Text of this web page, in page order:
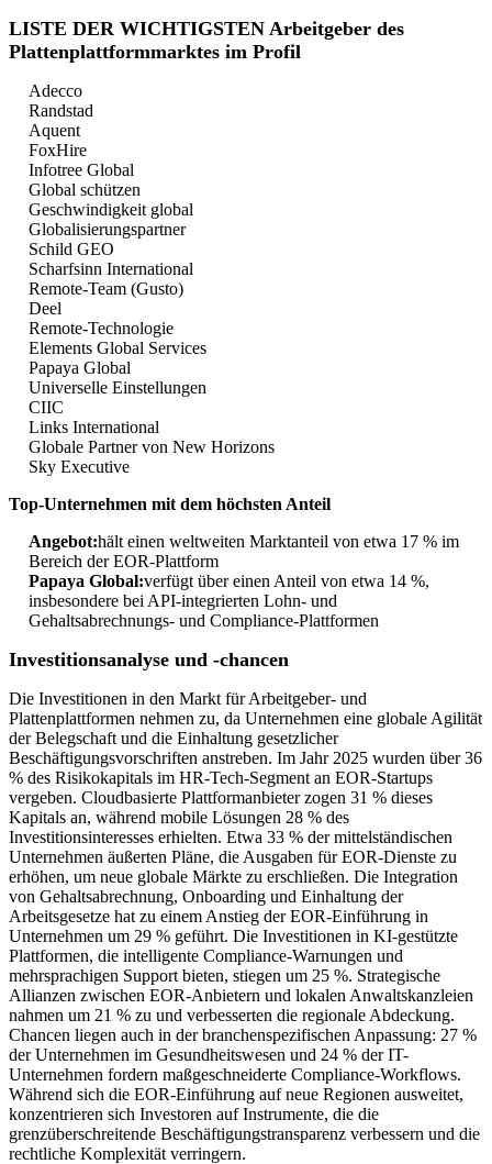
LISTE DER WICHTIGSTEN Arbeitgeber des
Plattenplattformmarktes im Profil
Adecco
Randstad
Aquent
FoxHire
Infotree Global
Global schützen
Geschwindigkeit global
Globalisierungspartner
Schild GEO
Scharfsinn International
Remote-Team (Gusto)
Deel
Remote-Technologie
Elements Global Services
Papaya Global
Universelle Einstellungen
CIIC
Links International
Globale Partner von New Horizons
Sky Executive
Top-Unternehmen mit dem höchsten Anteil
Angebot:hält einen weltweiten Marktanteil von etwa 17 % im
Bereich der EOR-Plattform
Papaya Global:verfügt über einen Anteil von etwa 14 %,
insbesondere bei API-integrierten Lohn- und
Gehaltsabrechnungs- und Compliance-Plattformen
Investitionsanalyse und -chancen
Die Investitionen in den Markt für Arbeitgeber- und
Plattenplattformen nehmen zu, da Unternehmen eine globale Agilität
der Belegschaft und die Einhaltung gesetzlicher
Beschäftigungsvorschriften anstreben. Im Jahr 2025 wurden über 36
% des Risikokapitals im HR-Tech-Segment an EOR-Startups
vergeben. Cloudbasierte Plattformanbieter zogen 31 % dieses
Kapitals an, während mobile Lösungen 28 % des
Investitionsinteresses erhielten. Etwa 33 % der mittelständischen
Unternehmen äußerten Pläne, die Ausgaben für EOR-Dienste zu
erhöhen, um neue globale Märkte zu erschließen. Die Integration
von Gehaltsabrechnung, Onboarding und Einhaltung der
Arbeitsgesetze hat zu einem Anstieg der EOR-Einführung in
Unternehmen um 29 % geführt. Die Investitionen in KI-gestützte
Plattformen, die intelligente Compliance-Warnungen und
mehrsprachigen Support bieten, stiegen um 25 %. Strategische
Allianzen zwischen EOR-Anbietern und lokalen Anwaltskanzleien
nahmen um 21 % zu und verbesserten die regionale Abdeckung.
Chancen liegen auch in der branchenspezifischen Anpassung: 27 %
der Unternehmen im Gesundheitswesen und 24 % der IT-
Unternehmen fordern maßgeschneiderte Compliance-Workflows.
Während sich die EOR-Einführung auf neue Regionen ausweitet,
konzentrieren sich Investoren auf Instrumente, die die
grenzüberschreitende Beschäftigungstransparenz verbessern und die
rechtliche Komplexität verringern.